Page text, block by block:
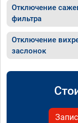
Отключение
фильтра
Отключение
заслонок